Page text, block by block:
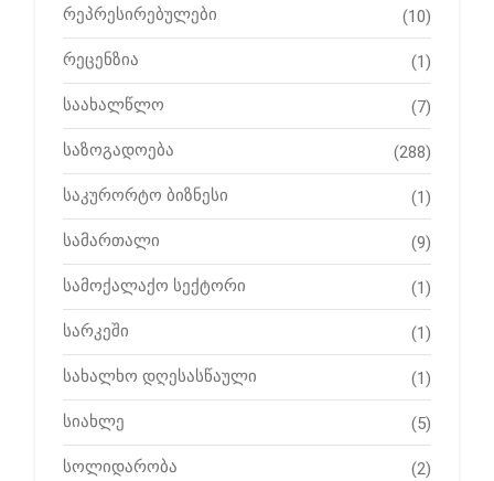
რეპრესირებულები (10)
რეცენზია (1)
საახალწლო (7)
საზოგადოება (288)
საკურორტო ბიზნესი (1)
სამართალი (9)
სამოქალაქო სექტორი (1)
სარკეში (1)
სახალხო დღესასწაული (1)
სიახლე (5)
სოლიდარობა (2)